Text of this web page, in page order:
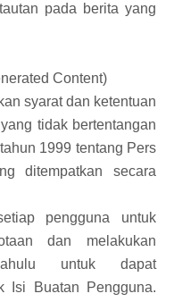
pada berita yang
Content)
syarat dan ketentuan
tidak bertentangan
1999 tentang Pers
ditempatkan secara
pengguna untuk
dan melakukan
untuk dapat
Isi Buatan Pengguna.